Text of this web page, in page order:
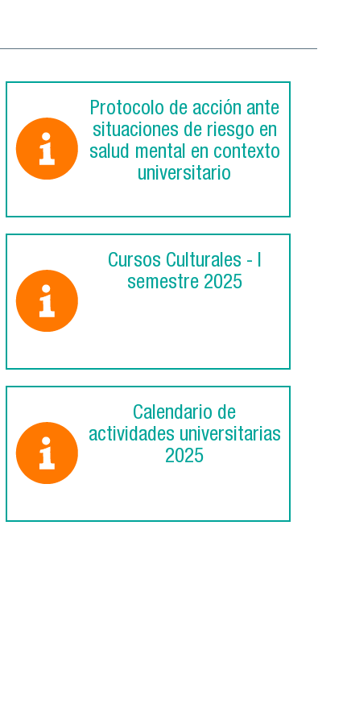
Protocolo de acción ante
situaciones de riesgo en
salud mental en contexto
universitario
Cursos Culturales - I
semestre 2025
Calendario de
actividades universitarias
2025